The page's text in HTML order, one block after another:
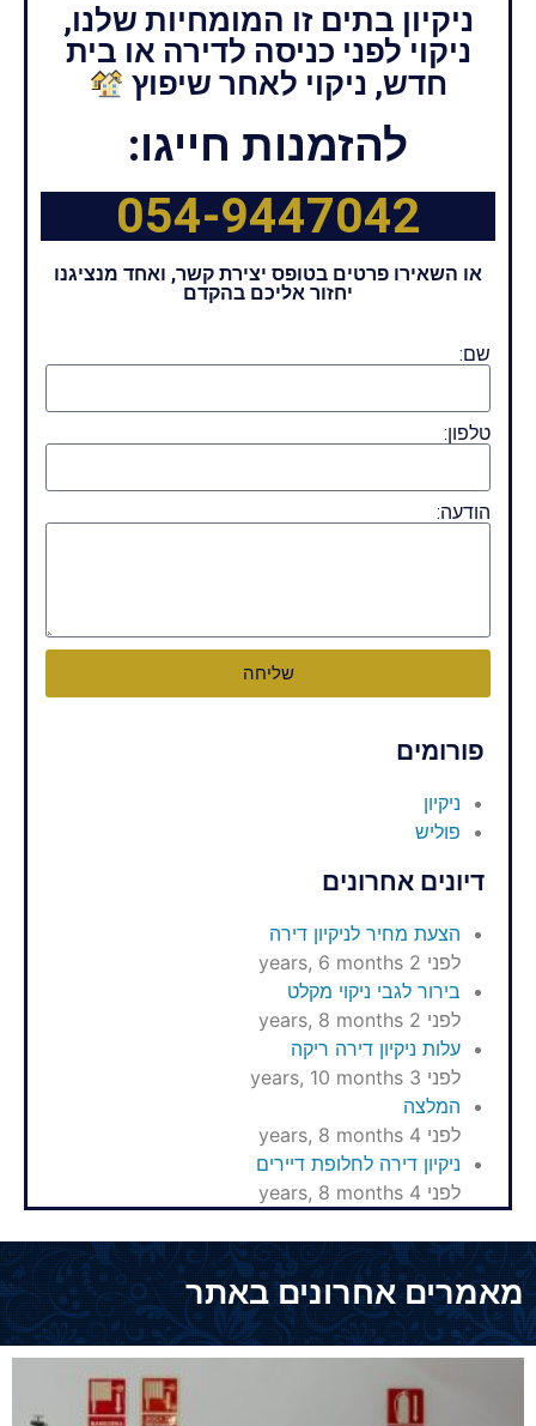
ניקיון בתים זו המומחיות שלנו,
ניקוי לפני כניסה לדירה או בית
חדש, ניקוי לאחר שיפוץ
להזמנות חייגו:
054-9447042
או השאירו פרטים בטופס יצירת קשר, ואחד מנציגנו
יחזור אליכם בהקדם
שם:
טלפון:
הודעה:
שליחה
פורומים
ניקיון
פוליש
דיונים אחרונים
הצעת מחיר לניקיון דירה
לפני 2 years, 6 months
בירור לגבי ניקוי מקלט
לפני 2 years, 8 months
עלות ניקיון דירה ריקה
לפני 3 years, 10 months
המלצה
לפני 4 years, 8 months
ניקיון דירה לחלופת דיירים
לפני 4 years, 8 months
מאמרים אחרונים באתר